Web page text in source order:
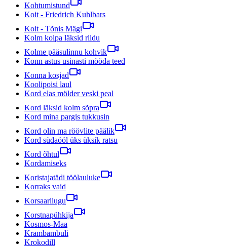
Kohtumistund
Koit - Friedrich Kuhlbars
Koit - Tõnis Mägi
Kolm kolpa läksid riidu
Kolme pääsulinnu kohvik
Konn astus usinasti mööda teed
Konna kosjad
Koolipoisi laul
Kord elas mölder veski peal
Kord läksid kolm sõpra
Kord mina pargis tukkusin
Kord olin ma röövlite päälik
Kord südaööl üks üksik ratsu
Kord õhtul
Kordamiseks
Koristajatädi töölauluke
Korraks vaid
Korsaarilugu
Korstnapühkija
Kosmos-Maa
Krambambuli
Krokodill